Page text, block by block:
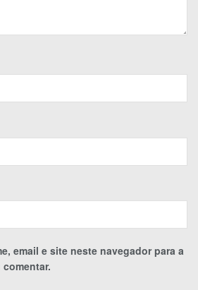
email e site neste navegador para a